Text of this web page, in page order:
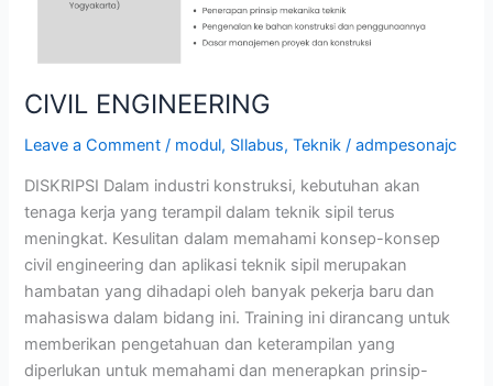
CIVIL ENGINEERING
Leave a Comment / modul, SIlabus,Teknik /admpesonajc
DISKRIPSI Dalam industri konstruksi, kebutuhan akan
tenaga kerja yang terampil dalam teknik sipil terus
meningkat. Kesulitan dalam memahami konsep-konsep
civil engineering dan aplikasi teknik sipil merupakan
hambatan yang dihadapi oleh banyak pekerja baru dan
mahasiswa dalam bidang ini. Training ini dirancang untuk
memberikan pengetahuan dan keterampilan yang
diperlukan untuk memahami dan menerapkan prinsip-